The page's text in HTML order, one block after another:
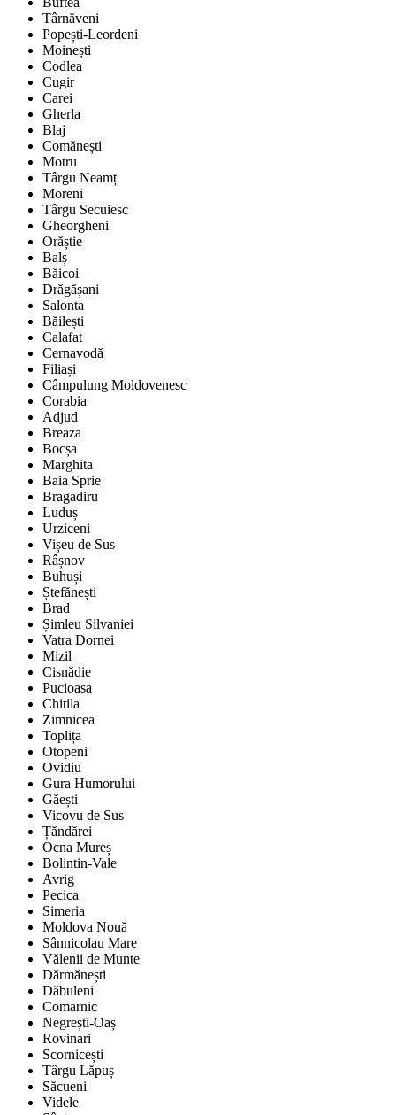
Târnăveni
Popești-Leordeni
Moinești
Codlea
Cugir
Carei
Gherla
Blaj
Comănești
Motru
Târgu Neamț
Moreni
Târgu Secuiesc
Gheorgheni
Orăștie
Balș
Băicoi
Drăgășani
Salonta
Băilești
Calafat
Cernavodă
Filiași
Câmpulung Moldovenesc
Corabia
Adjud
Breaza
Bocșa
Marghita
Baia Sprie
Bragadiru
Luduș
Urziceni
Vișeu de Sus
Râșnov
Buhuși
Ștefănești
Brad
Șimleu Silvaniei
Vatra Dornei
Mizil
Cisnădie
Pucioasa
Chitila
Zimnicea
Toplița
Otopeni
Ovidiu
Gura Humorului
Găești
Vicovu de Sus
Țăndărei
Ocna Mureș
Bolintin-Vale
Avrig
Pecica
Simeria
Moldova Nouă
Sânnicolau Mare
Vălenii de Munte
Dărmănești
Dăbuleni
Comarnic
Negrești-Oaș
Rovinari
Scornicești
Târgu Lăpuș
Săcueni
Videle